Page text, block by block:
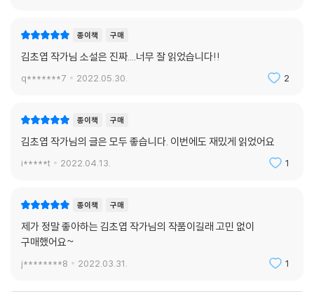
000년 사이 등단한, 현재 한국 소설의 든든한 허리를 담당하고 있는 작가
들의 작품으로 꾸렸고, 007부터 012는 1970년대 후반에서 1980년대 초
반 출생하고, 2000년대 중후반 등단한, 현재 한국 소설에서 가장 활발하
게 활동하고 있는 작가들의 작품으로 만들어졌다.
0년대 중후반부터 1960년대 사이 출생 작가, 1980년대에서 1990년대
로운 한국 문학의 역사를 써내려가고 있는 패기 있는 젊은 작가들의 작품
으로 진행되었다.
특징 아래 묶여 출간되었고, 031~036은 절정의 문학을 꽃피우고 있는 1
현대문학 × 아티스트 이동기
종이책 구매
김초엽 작가님 소설은 진짜....너무 잘 읽었습니다!!
q*******7 2022.05.30. 2
종이책 구매
김초엽 작가님의 글은 모두 좋습니다. 이번에도 재밌게 읽었어요
i*****t 2022.04.13. 1
종이책 구매
제가 정말 좋아하는 김초엽 작가님의 작품이길래 고민 없이
구매했어요~
j********8 2022.03.31. 1